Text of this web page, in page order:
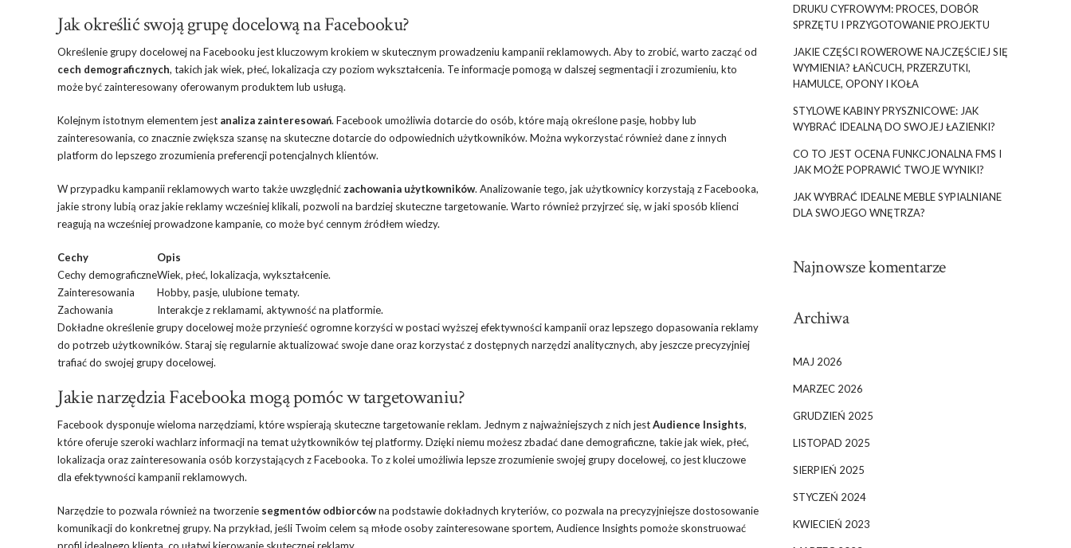
Jak określić swoją grupę docelową na Facebooku?
Określenie grupy docelowej na Facebooku jest kluczowym krokiem w skutecznym prowadzeniu kampanii reklamowych. Aby to zrobić, warto zacząć od
cech demograficznych, takich jak wiek, płeć, lokalizacja czy poziom wykształcenia. Te informacje pomogą w dalszej segmentacji i zrozumieniu, kto
może być zainteresowany oferowanym produktem lub usługą.
Kolejnym istotnym elementem jest analiza zainteresowań. Facebook umożliwia dotarcie do osób, które mają określone pasje, hobby lub
zainteresowania, co znacznie zwiększa szansę na skuteczne dotarcie do odpowiednich użytkowników. Można wykorzystać również dane z innych
platform do lepszego zrozumienia preferencji potencjalnych klientów.
W przypadku kampanii reklamowych warto także uwzględnićzachowania użytkowników. Analizowanie tego, jak użytkownicy korzystają z Facebooka,
jakie strony lubią oraz jakie reklamy wcześniej klikali, pozwoli na bardziej skuteczne targetowanie. Warto również przyjrzeć się, w jaki sposób klienci
reagują na wcześniej prowadzone kampanie, co może być cennym źródłem wiedzy.
Cechy
Opis
Cechy demograficzneWiek, płeć, lokalizacja, wykształcenie.
Zainteresowania
Hobby, pasje, ulubione tematy.
Zachowania
Interakcje z reklamami, aktywność na platformie.
Dokładne określenie grupy docelowej może przynieść ogromne korzyści w postaci wyższej efektywności kampanii oraz lepszego dopasowania reklamy
do potrzeb użytkowników. Staraj się regularnie aktualizować swoje dane oraz korzystać z dostępnych narzędzi analitycznych, aby jeszcze precyzyjniej
trafiać do swojej grupy docelowej.
Jakie narzędzia Facebooka mogą pomóc w targetowaniu?
Facebook dysponuje wieloma narzędziami, które wspierają skuteczne targetowanie reklam. Jednym z najważniejszych z nich jestAudience Insights,
które oferuje szeroki wachlarz informacji na temat użytkowników tej platformy. Dzięki niemu możesz zbadać dane demograficzne, takie jak wiek, płeć,
lokalizacja oraz zainteresowania osób korzystających z Facebooka. To z kolei umożliwia lepsze zrozumienie swojej grupy docelowej, co jest kluczowe
dla efektywności kampanii reklamowych.
Narzędzie to pozwala również na tworzenie segmentów odbiorcówna podstawie dokładnych kryteriów, co pozwala na precyzyjniejsze dostosowanie
komunikacji do konkretnej grupy. Na przykład, jeśli Twoim celem są młode osoby zainteresowane sportem, Audience Insights pomoże skonstruować
DRUKU CYFROWYM: PROCES, DOBÓR
SPRZĘTU I PRZYGOTOWANIE PROJEKTU
JAKIE CZĘŚCI ROWEROWE NAJCZĘŚCIEJ SIĘ
WYMIENIA? ŁAŃCUCH, PRZERZUTKI,
HAMULCE, OPONY I KOŁA
STYLOWE KABINY PRYSZNICOWE: JAK
WYBRAĆ IDEALNĄ DO SWOJEJ ŁAZIENKI?
CO TO JEST OCENA FUNKCJONALNA FMS I
JAK MOŻE POPRAWIĆ TWOJE WYNIKI?
JAK WYBRAĆ IDEALNE MEBLE SYPIALNIANE
DLA SWOJEGO WNĘTRZA?
Najnowsze komentarze
Archiwa
MAJ 2026
MARZEC 2026
GRUDZIEŃ 2025
LISTOPAD 2025
SIERPIEŃ 2025
STYCZEŃ 2024
KWIECIEŃ 2023